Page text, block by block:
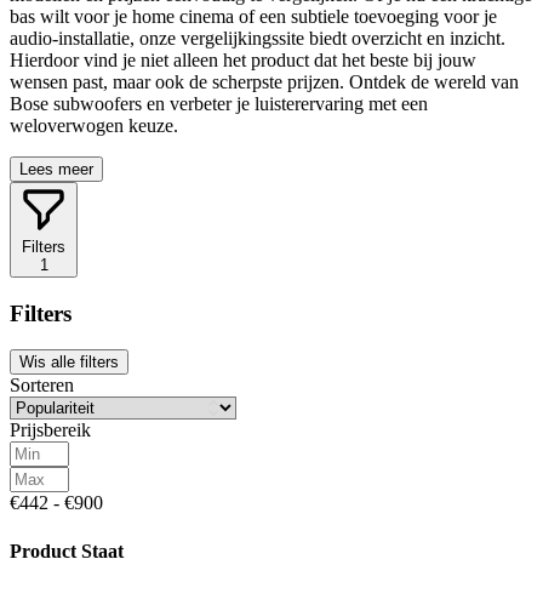
bas wilt voor je home cinema of een subtiele toevoeging voor je
audio-installatie, onze vergelijkingssite biedt overzicht en inzicht.
Hierdoor vind je niet alleen het product dat het beste bij jouw
wensen past, maar ook de scherpste prijzen. Ontdek de wereld van
Bose subwoofers en verbeter je luisterervaring met een
weloverwogen keuze.
Lees meer
Filters
1
Filters
Wis alle filters
Sorteren
Prijsbereik
€442 - €900
Product Staat